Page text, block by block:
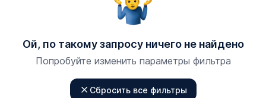
Ой, по такому запросу ничего не найдено
Попробуйте изменить параметры фильтра
Сбросить все фильтры